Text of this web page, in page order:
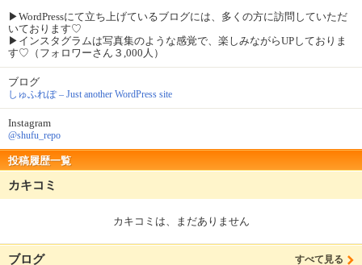
▶︎WordPressにて立ち上げているブログには、多くの方に訪問していただ
いております♡
▶︎インスタグラムは写真集のような感覚で、楽しみながらUPしておりま
す♡（フォロワーさん３,000人）
ブログ
しゅふれぽ – Just another WordPress site
Instagram
@shufu_repo
投稿履歴一覧
カキコミ
カキコミは、まだありません
ブログ すべて見る